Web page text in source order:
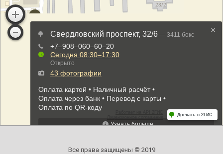
Все права защищены © 2019